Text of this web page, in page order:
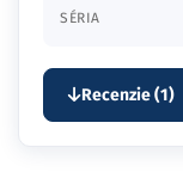
SÉRIA
Recenzie (1)